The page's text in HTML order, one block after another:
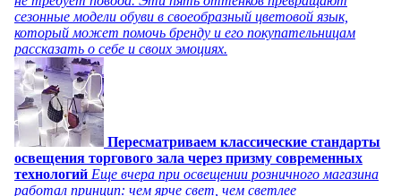
сезонные модели обуви в своеобразный цветовой язык,
который может помочь бренду и его покупательницам
рассказать о себе и своих эмоциях.
Пересматриваем классические стандарты
освещения торгового зала через призму современных
технологий Еще вчера при освещении розничного магазина
работал принцип: чем ярче свет, чем светлее